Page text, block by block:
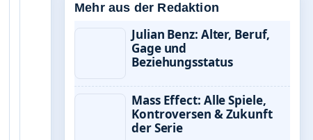
Mehr aus der Redaktion
Julian Benz: Alter, Beruf,
Gage und
Beziehungsstatus
Mass Effect: Alle Spiele,
Kontroversen & Zukunft
der Serie